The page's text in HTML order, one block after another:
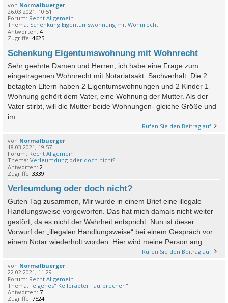
von Normalbuerger
26.03.2021, 10:51
Forum: Recht Allgemein
Thema: Schenkung Eigentumswohnung mit Wohnrecht
Antworten: 4
Zugriffe: 4625
Schenkung Eigentumswohnung mit Wohnrecht
Sehr geehrte Damen und Herren, ich habe eine Frage zum
eingetragenen Wohnrecht mit Notariatsakt. Sachverhalt: Die 2
betagten Eltern haben 2 Eigentumswohnungen und 2 Kinder 1
Wohnung gehört dem Vater, eine Wohnung der Mutter. Als der
Vater stirbt, will die Mutter beide Wohnungen- gleiche Größe und
im...
Rufen Sie den Beitrag auf
von Normalbuerger
18.03.2021, 19:57
Forum: Recht Allgemein
Thema: Verleumdung oder doch nicht?
Antworten: 2
Zugriffe: 3339
Verleumdung oder doch nicht?
Guten Tag zusammen, Mir wurde in einem Brief eine illegale
Handlungsweise vorgeworfen. Das hat mich damals nicht weiter
gestört, da es nicht der Wahrheit entspricht. Nun ist dieser
Vorwurf der „illegalen Handlungsweise“ bei einem Gespräch vor
einem Notar wiederholt worden. Hier wird meine Person ang...
Rufen Sie den Beitrag auf
von Normalbuerger
22.02.2021, 11:29
Forum: Recht Allgemein
Thema: "eigenes" Kellerabteil "aufbrechen"
Antworten: 7
Zugriffe: 7524